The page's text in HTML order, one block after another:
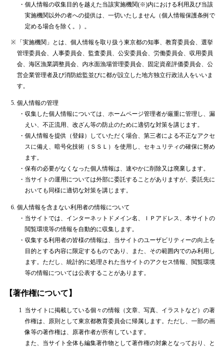
・ 個人情報の収集目的を越えた当該実施機関(※)内における利用及び当該
実施機関以外の者への提供は、一切いたしません（個人情報保護条例で
定める場合を除く。）。
※
「実施機関」とは、個人情報を取り扱う東京都の知事、教育委員会、選挙
管理委員会、人事委員会、監査委員、公安委員会、労働委員会、収用委員
会、海区漁業調整員会、内水面漁場管理委員会、固定資産評価委員会、公
営企業管理者及び消防総監並びに都が設立した地方独立行政法人をいいま
す。
個人情報の管理
・ 収集した個人情報については、ホームページ管理者が厳重に管理し、漏
えい、不正流用、改ざん等の防止のために適切な対策を講じます。
・ 個人情報を提供（登録）していただく場合、第三者による不正なアクセ
スに備え、暗号化技術（ＳＳＬ）を使用し、セキュリティの確保に努め
ます。
・ 保有の必要がなくなった個人情報は、速やかに削除又は廃棄します。
・ 当サイトの運用については外部に委託することがありますが、委託先に
おいても同様に適切な対策を講じます。
個人情報を含まない利用者の情報について
・ 当サイトでは、インターネットドメイン名、ＩＰアドレス、本サイトの
閲覧環境等の情報を自動的に収集します。
・ 収集する利用者の皆様の情報は、当サイトのユーザビリティーの向上を
目的とする内容に限定するものであり、また、その範囲内でのみ利用し
ます。ただし、統計的に処理された当サイトのアクセス情報、閲覧環境
等の情報については公表することがあります。
【著作権について】
1
当サイトに掲載している個々の情報（文章、写真、イラストなど）の著
作権は、原則として東京都教育委員会に帰属します。ただし、一部の画
像等の著作権は、原著作者が所有しています。
また、当サイト全体も編集著作物として著作権の対象となっており、と